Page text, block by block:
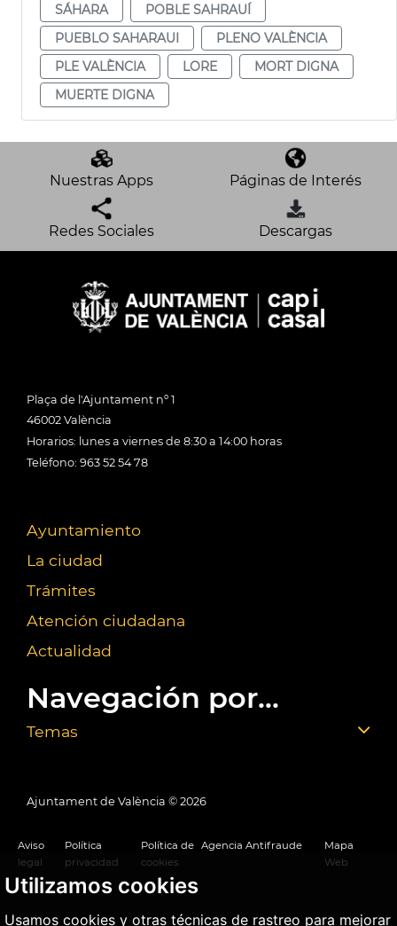
Utilizamos cookies
Usamos cookies y otras técnicas de rastreo para mejorar
SÁHARA
POBLE SAHRAUÍ
PUEBLO SAHARAUI
PLENO VALÈNCIA
PLE VALÈNCIA
LORE
MORT DIGNA
MUERTE DIGNA
Nuestras Apps Páginas de Interés
Redes Sociales Descargas
Plaça de l'Ajuntament nº 1
46002 València
Horarios: lunes a viernes de 8:30 a 14:00 horas
Teléfono: 963 52 54 78
Ayuntamiento
La ciudad
Trámites
Atención ciudadana
Actualidad
Navegación por...
Temas
Ajuntament de València © 2026
Aviso
legal
Política
privacidad
Política de
cookies
Agencia Antifraude
Mapa
Web